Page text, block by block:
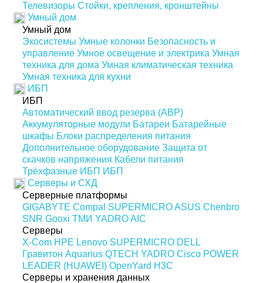
Телевизоры Стойки, крепления, кронштейны
Умный дом
Умный дом
Экосистемы Умные колонки Безопасность и
управление Умное освещение и электрика Умная
техника для дома Умная климатическая техника
Умная техника для кухни
ИБП
ИБП
Автоматический ввод резерва (АВР)
Аккумуляторные модули Батареи Батарейные
шкафы Блоки распределения питания
Дополнительное оборудование Защита от
скачков напряжения Кабели питания
Трёхфазные ИБП ИБП
Серверы и СХД
Серверные платформы
GIGABYTE Compal SUPERMICROASUS Chenbro
SNR Gooxi ТМИ YADROAIC
Серверы
X-Com HPE Lenovo SUPERMICRO DELL
Гравитон Aquarius QTECH YADRO Cisco POWER
LEADER (HUAWEI) OpenYard H3C
Серверы и хранения данных